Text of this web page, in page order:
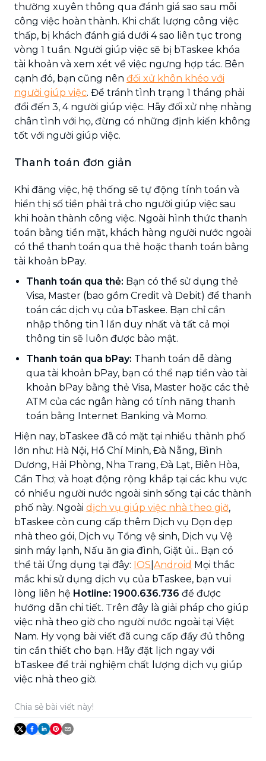
thường xuyên thông qua đánh giá sao sau mỗi
công việc hoàn thành. Khi chất lượng công việc
thấp, bị khách đánh giá dưới 4 sao liên tục trong
vòng 1 tuần. Người giúp việc sẽ bị bTaskee khóa
tài khoản và xem xét về việc ngưng hợp tác. Bên
cạnh đó, bạn cũng nên đối xử khôn khéo với
người giúp việc. Để tránh tình trạng 1 tháng phải
đổi đến 3, 4 người giúp việc. Hãy đối xử nhẹ nhàng
chân tình với họ, đừng có những định kiến không
tốt với người giúp việc.
Thanh toán đơn giản
Khi đăng việc, hệ thống sẽ tự động tính toán và
hiển thị số tiền phải trả cho người giúp việc sau
khi hoàn thành công việc. Ngoài hình thức thanh
toán bằng tiền mặt, khách hàng người nước ngoài
có thể thanh toán qua thẻ hoặc thanh toán bằng
tài khoản bPay.
Thanh toán qua thẻ: Bạn có thể sử dụng thẻ
Visa, Master (bao gồm Credit và Debit) để thanh
toán các dịch vụ của bTaskee. Bạn chỉ cần
nhập thông tin 1 lần duy nhất và tất cả mọi
thông tin sẽ luôn được bào mật.
Thanh toán qua bPay: Thanh toán dễ dàng
qua tài khoản bPay, bạn có thể nạp tiền vào tài
khoản bPay bằng thẻ Visa, Master hoặc các thẻ
ATM của các ngân hàng có tính năng thanh
toán bằng Internet Banking và Momo.
Hiện nay, bTaskee đã có mặt tại nhiều thành phố
lớn như: Hà Nội, Hồ Chí Minh, Đà Nẵng, Bình
Dương, Hải Phòng, Nha Trang, Đà Lạt, Biên Hòa,
Cần Thơ; và hoạt động rộng khắp tại các khu vực
có nhiều người nước ngoài sinh sống tại các thành
phố này. Ngoài dịch vụ giúp việc nhà theo giờ,
bTaskee còn cung cấp thêm Dịch vụ Dọn dẹp
nhà theo gói, Dịch vụ Tổng vệ sinh, Dịch vụ Vệ
sinh máy lạnh, Nấu ăn gia đình, Giặt ủi... Bạn có
thể tải Ứng dụng tại đây: IOS Android Mọi thắc
mắc khi sử dụng dịch vụ của bTaskee, bạn vui
lòng liên hệ Hotline: 1900.636.736 để được
hướng dẫn chi tiết. Trên đây là giải pháp cho giúp
việc nhà theo giờ cho người nước ngoài tại Việt
Nam. Hy vọng bài viết đã cung cấp đầy đủ thông
tin cần thiết cho bạn. Hãy đặt lịch ngay với
bTaskee để trải nghiệm chất lượng dịch vụ giúp
việc nhà theo giờ.
Chia sẻ bài viết này!